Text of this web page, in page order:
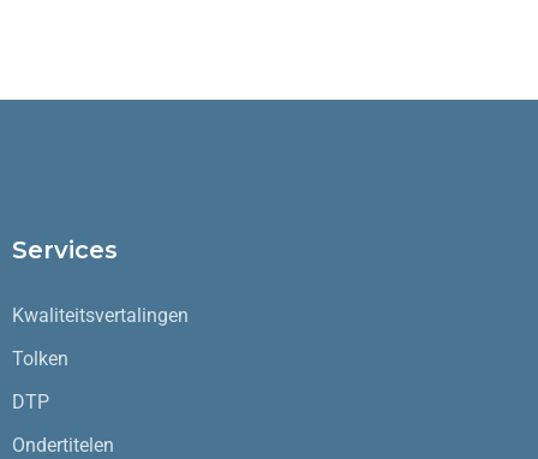
Services
Kwaliteitsvertalingen
Tolken
DTP
Ondertitelen